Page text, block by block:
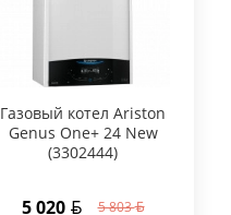
Газовый котел Ariston
Genus One+ 24 New
(3302444)
5 020 5 803